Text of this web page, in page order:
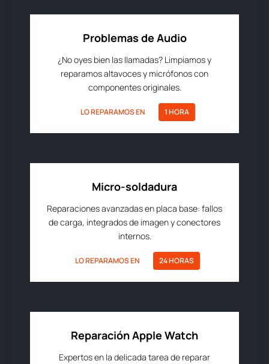
Problemas de Audio
¿No oyes bien las llamadas? Limpiamos y
reparamos altavoces y micrófonos con
componentes originales.
LO REPARAMOS EN 1 HORA
Micro-soldadura
Reparaciones avanzadas en placa base: fallos
de carga, integrados de imagen y conectores
internos.
LO REPARAMOS EN 24 HORAS
Reparación Apple Watch
Expertos en la delicada tarea de reparar